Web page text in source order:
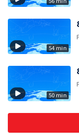
54 min
50 min